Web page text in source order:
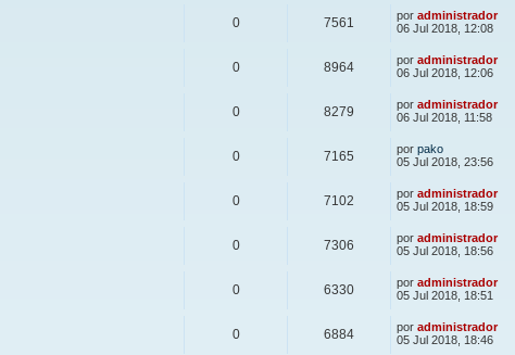
0 7561 por administrador
06 Jul 2018, 12:08
0 8964 por administrador
06 Jul 2018, 12:06
0 8279 por administrador
06 Jul 2018, 11:58
0 7165 por pako
05 Jul 2018, 23:56
0 7102 por administrador
05 Jul 2018, 18:59
0 7306 por administrador
05 Jul 2018, 18:56
0 6330 por administrador
05 Jul 2018, 18:51
0 6884 por administrador
05 Jul 2018, 18:46